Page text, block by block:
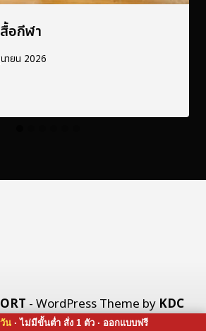
อกีฬา
ายน 2026
- WordPress Theme by KDC
X CO., LTD.
น· ไม่มีขั้นต่ำ สั่ง 1 ตัว · ออกแบบฟรี